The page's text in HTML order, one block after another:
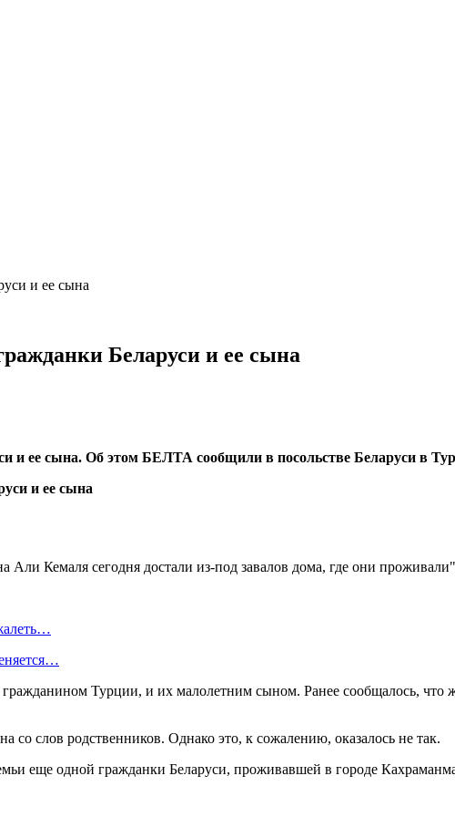
и ее сына
Беларуси и ее сына
и ее сына. Об этом БЕЛТА сообщили в посольстве Беларуси в
Кемаля сегодня достали из-под завалов дома, где они
Турции, и их малолетним сыном. Ранее сообщалось, что
слов родственников. Однако это, к сожалению, оказалось не так.
еще одной гражданки Беларуси, проживавшей в городе